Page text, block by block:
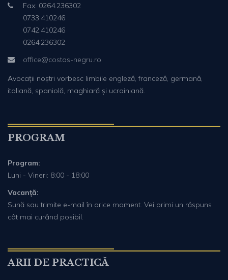
Fax: 0264.236302
0733.410246
0742.410246
0264.236302
office@costas-negru.ro
Avocații noștri vorbesc limbile engleză, franceză, germană,
italiană, spaniolă, maghiară și ucrainiană.
PROGRAM
Program:
Luni - Vineri: 8:00 - 18:00
Vacanță:
Sună sau trimite e-mail în orice moment. Vei primi un răspuns
cât mai curând posibil.
ARII DE PRACTICĂ